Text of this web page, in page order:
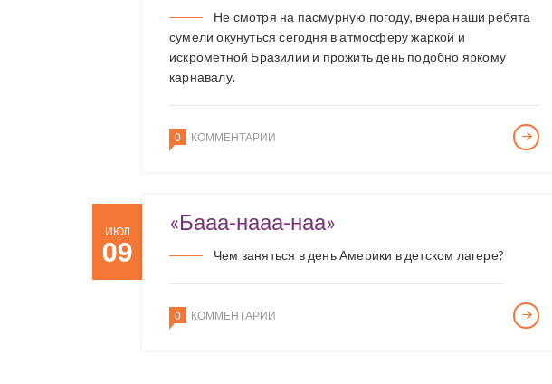
Не смотря на пасмурную погоду, вчера наши ребята
сумели окунуться сегодня в атмосферу жаркой и
искрометной Бразилии и прожить день подобно яркому
карнавалу.
0 КОММЕНТАРИИ
ИЮЛ
09
«Бааа-нааа-наа»
Чем заняться в день Америки в детском лагере?
0 КОММЕНТАРИИ